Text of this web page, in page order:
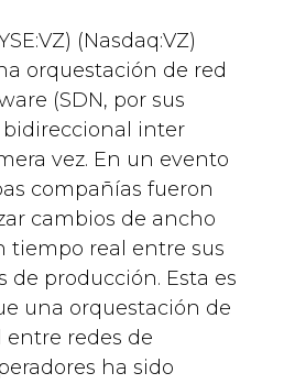
(Nasdaq:VZ)
orquestación de red
(SDN, por sus
inter
vez. En un evento
compañías fueron
cambios de ancho
tiempo real entre sus
de producción. Esta es
una orquestación de
redes de
ha sido